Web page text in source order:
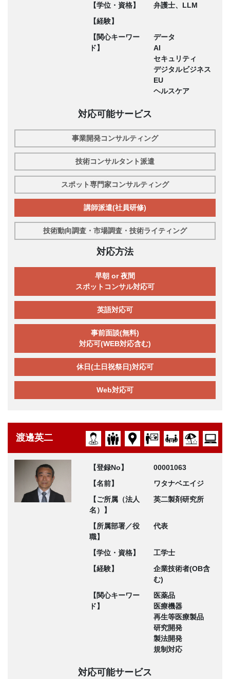
【学位・資格】
弁護士、LLM
【経験】
【関心キーワー
ド】
データ
AI
セキュリティ
デジタルビジネス
EU
ヘルスケア
対応可能サービス
事業開発コンサルティング
技術コンサルタント派遣
スポット専門家コンサルティング
講師派遣(社員研修)
技術動向調査・市場調査・技術ライティング
対応方法
早朝 or 夜間
スポットコンサル対応可
英語対応可
事前面談(無料)
対応可(WEB対応含む)
休日(土日祝祭日)対応可
Web対応可
渡邊英二
【登録No】
00001063
【名前】
ワタナベエイジ
【ご所属（法人
名）】
英二製剤研究所
【所属部署／役
職】
代表
【学位・資格】
工学士
【経験】
企業技術者(OB含
む)
【関心キーワー
ド】
医薬品
医療機器
再生等医療製品
研究開発
製法開発
規制対応
対応可能サービス